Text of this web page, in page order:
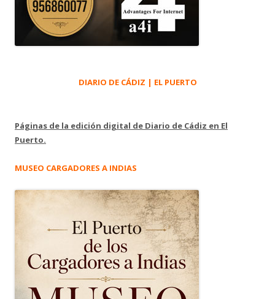
DIARIO DE CÁDIZ | EL PUERTO
Páginas de la edición digital de Diario de Cádiz en El
Puerto.
MUSEO CARGADORES A INDIAS